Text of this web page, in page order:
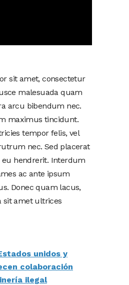
sit amet, consectetur
malesuada quam
arcu bibendum nec.
maximus tincidunt.
tempor felis, vel
nec. Sed placerat
hendrerit. Interdum
ac ante ipsum
Donec quam lacus,
sit amet ultrices
unidos y
colaboración
ilegal